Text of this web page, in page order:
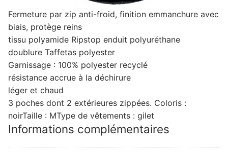
Fermeture par zip anti-froid, finition emmanchure avec
biais, protège reins
tissu polyamide Ripstop enduit polyuréthane
doublure Taffetas polyester
Garnissage : 100% polyester recyclé
résistance accrue à la déchirure
léger et chaud
3 poches dont 2 extérieures zippées. Coloris :
noirTaille : MType de vêtements : gilet
Informations complémentaires